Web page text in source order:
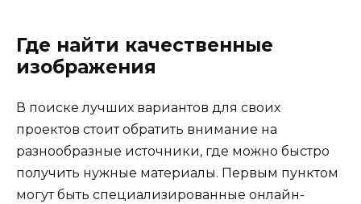
Где найти качественные
изображения
В поиске лучших вариантов для своих
проектов стоит обратить внимание на
разнообразные источники, где можно быстро
получить нужные материалы. Первым пунктом
могут быть специализированные онлайн-